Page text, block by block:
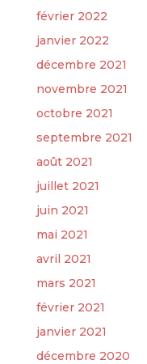
février 2022
janvier 2022
décembre 2021
novembre 2021
octobre 2021
septembre 2021
août 2021
juillet 2021
juin 2021
mai 2021
avril 2021
mars 2021
février 2021
janvier 2021
décembre 2020